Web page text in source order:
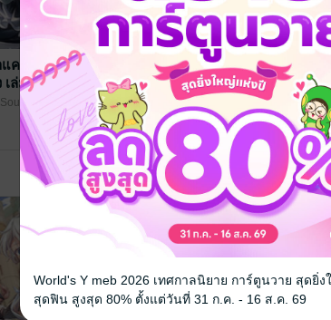
แคว้นกับแผน
เล่ม 6
Akaike
/ สำนัก
หนูน้อยเจ้าแคว้นกับแผน
พิทักษ์เมือง เล่ม 5
Maro Aoiro / Sou Akaike/ สำนัก
พิมพ์เซนชู
การ์ตูนทั่วไป
31 Rating
World's Y meb 2026 เทศกาลนิยาย การ์ตูนวาย สุดยิ่
สุดฟิน สูงสุด 80% ตั้งแต่วันที่ 31 ก.ค. - 16 ส.ค. 69